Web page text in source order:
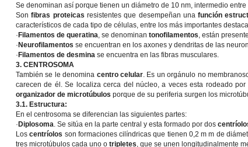
Se denominan así porque tienen un diámetro de 10 nm, intermedio
Sonfibras proteicas resistentes que desempeñan unafunción
característicos de cada tipo de células, entre los más importantes
· Filamentos de queratina, se denominan tonofilamentos, están
· Neurofilamentos se encuentran en los axones y dendritas de las
· Filamentos de desmina se encuentra en las fibras musculares.
3. CENTROSOMA
También se le denomina centro celular. Es un orgánulo no
carecen de él. Se localiza cerca del núcleo, a veces esta rodeado
organizador de microtúbulos porque de su periferia surgen los
3.1. Estructura:
En el centrosoma se diferencian las siguientes partes:
· Diplosoma. Se sitúa en la parte central y esta formado por dos
Loscentríolos son formaciones cilíndricas que tienen 0,2 m m de
tres microtúbulos cada uno o tripletes, que se unen longitudinalmente